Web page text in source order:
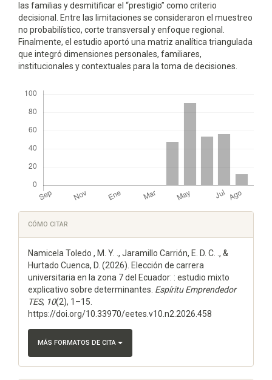
las familias y desmitificar el “prestigio” como criterio
decisional. Entre las limitaciones se consideraron el muestreo
no probabilístico, corte transversal y enfoque regional.
Finalmente, el estudio aportó una matriz analítica triangulada
que integró dimensiones personales, familiares,
institucionales y contextuales para la toma de decisiones.
Detalles
del
artículo
CÓMO CITAR
Namicela Toledo , M. Y. ., Jaramillo Carrión, E. D. C. ., &
Hurtado Cuenca, D. (2026). Elección de carrera
universitaria en la zona 7 del Ecuador: : estudio mixto
explicativo sobre determinantes. Espí­ritu Emprendedor
TES, 10(2), 1–15.
https://doi.org/10.33970/eetes.v10.n2.2026.458
MÁS FORMATOS DE CITA